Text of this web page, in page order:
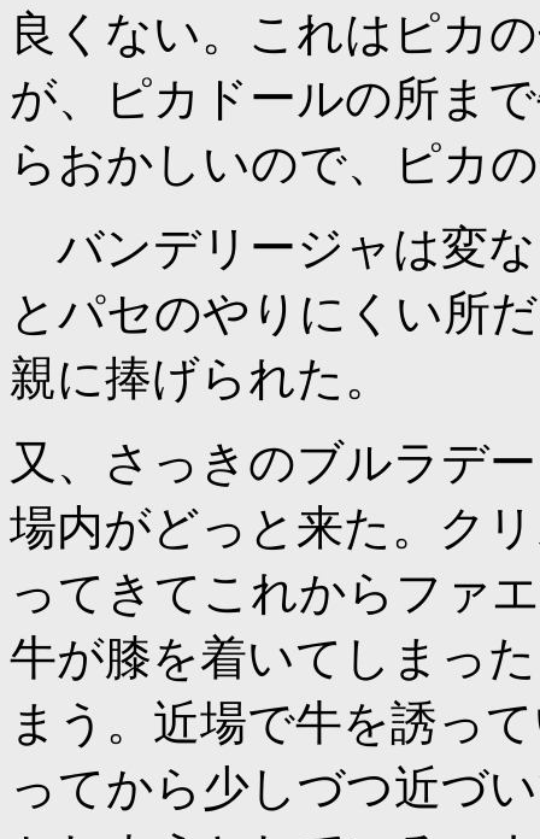
良くない。これはピカ
が、ピカドールの所ま
らおかしいので、ピカ
バンデリージャは変
とパセのやりにくい所
親に捧げられた。
又、さっきのブルラデ
場内がどっと来た。ク
ってきてこれからファ
牛が膝を着いてしまっ
まう。近場で牛を誘っ
ってから少しづつ近づ